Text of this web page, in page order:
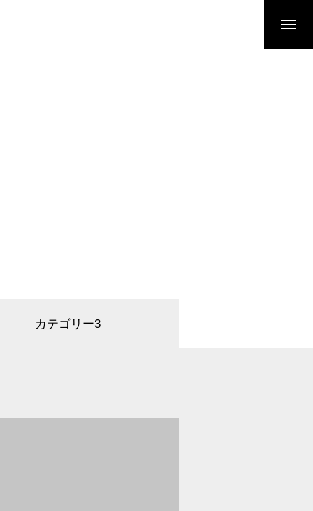
カテゴリー3